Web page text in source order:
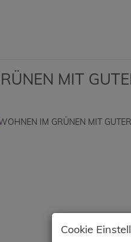
MIT
Cookie